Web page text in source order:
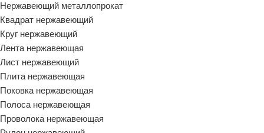
Нержавеющий металлопрокат
Квадрат нержавеющий
Круг нержавеющий
Лента нержавеющая
Лист нержавеющий
Плита нержавеющая
Поковка нержавеющая
Полоса нержавеющая
Проволока нержавеющая